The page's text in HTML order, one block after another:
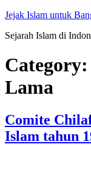
Skip
content
Jejak Islam untuk
Sejarah Islam di
Category:
Lama
Comite
Islam tahun